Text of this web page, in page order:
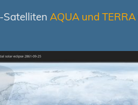
Satelliten AQUA und TERRA